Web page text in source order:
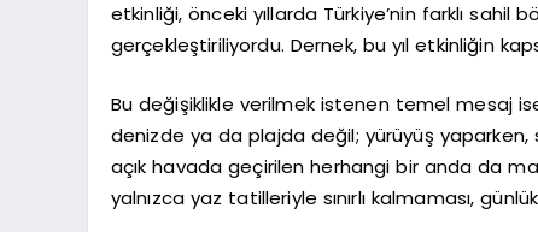
etkinliği, önceki yıllarda Türkiye’nin farklı sahil
gerçekleştiriliyordu. Dernek, bu yıl etkinliğin
Bu değişiklikle verilmek istenen temel mesaj
denizde ya da plajda değil; yürüyüş
açık havada geçirilen herhangi bir anda da
yalnızca yaz tatilleriyle sınırlı kalmaması,